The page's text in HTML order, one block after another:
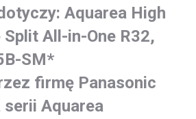
Aquarea High
All-in-One R32,
SM*
firmę Panasonic
serii Aquarea